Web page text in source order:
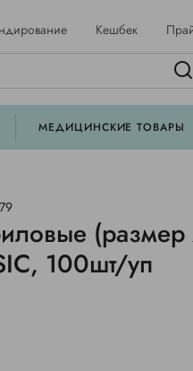
Кешбек
МЕДИЦИНСКИЕ ТОВАРЫ
100шт/уп